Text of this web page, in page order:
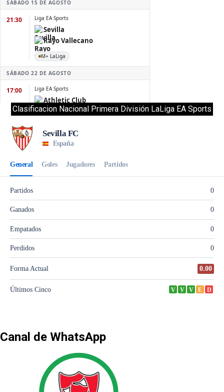
Clasificacion Nacional Primera División LaLiga EA Sports
Canal de WhatsApp